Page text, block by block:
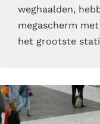
weghaalden,
megascherm
het grootste